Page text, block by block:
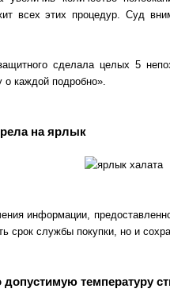
всех этих процедур. Суд
сделала целых 5
о каждой подробно».
на ярлык
информации,
срок службы покупки, но и
температуру